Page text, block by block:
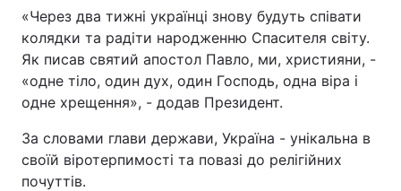
Тема оформлення
«Через два тижні українці знову будуть співати
колядки та радіти народженню Спасителя світу.
Як писав святий апостол Павло, ми, християни, -
«одне тіло, один дух, один Господь, одна віра і
одне хрещення», - додав Президент.
За словами глави держави, Україна - унікальна в
своїй віротерпимості та повазі до релігійних
почуттів.